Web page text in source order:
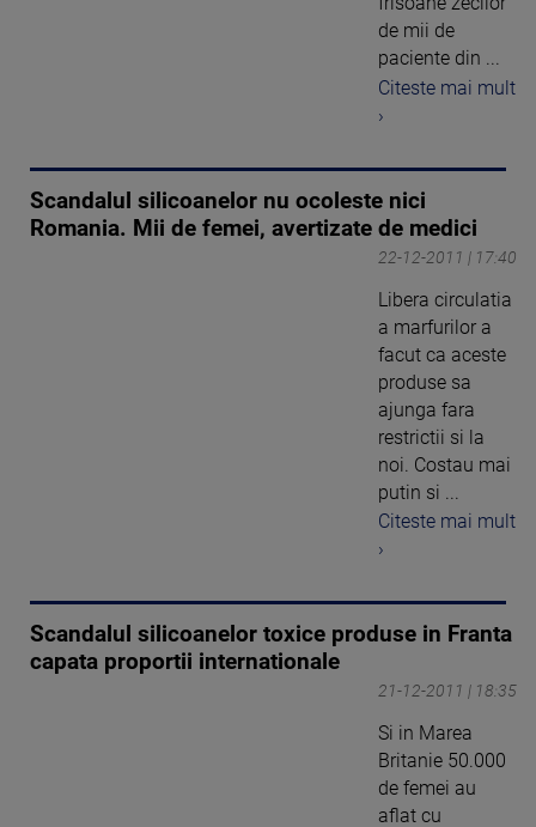
de mii de
paciente din ...
Citeste mai mult
›
Scandalul silicoanelor nu ocoleste nici
Romania. Mii de femei, avertizate de medici
22-12-2011 | 17:40
Libera circulatia
a marfurilor a
facut ca aceste
produse sa
ajunga fara
restrictii si la
noi. Costau mai
putin si ...
Citeste mai mult
›
Scandalul silicoanelor toxice produse in Franta
capata proportii internationale
21-12-2011 | 18:35
Si in Marea
Britanie 50.000
de femei au
aflat cu